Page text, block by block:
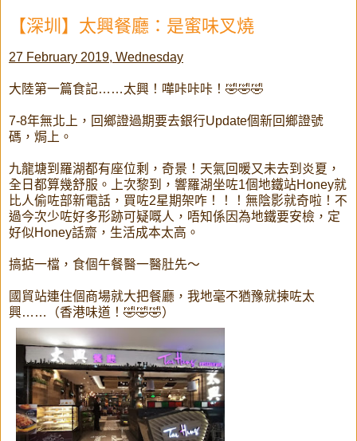
【深圳】太興餐廳：是蜜味叉燒
27 February 2019, Wednesday
大陸第一篇食記……太興！嘩咔咔咔！🤣🤣🤣
7-8年無北上，回鄉證過期要去銀行Update個新回鄉證號
碼，焗上。
九龍塘到羅湖都有座位剩，奇景！天氣回暖又未去到炎夏，
全日都算幾舒服。上次黎到，響羅湖坐咗1個地鐵站Honey就
比人偷咗部新電話，買咗2星期架咋！！！無陰影就奇啦！不
過今次少咗好多形跡可疑嘅人，唔知係因為地鐵要安檢，定
好似Honey話齋，生活成本太高。
搞掂一檔，食個午餐醫一醫肚先～
國貿站連住個商場就大把餐廳，我地毫不猶豫就揀咗太
興……（香港味道！🤣🤣🤣）